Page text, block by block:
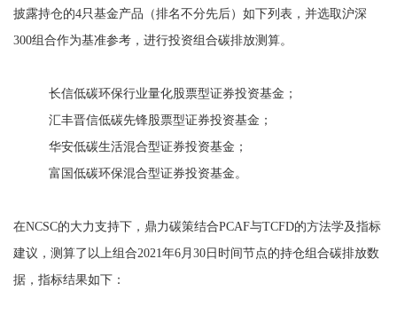
披露持仓的4只基金产品（排名不分先后）如下列表，并选取沪深
300组合作为基准参考，进行投资组合碳排放测算。
长信低碳环保行业量化股票型证券投资基金；
汇丰晋信低碳先锋股票型证券投资基金；
华安低碳生活混合型证券投资基金；
富国低碳环保混合型证券投资基金。
在NCSC的大力支持下，鼎力碳策结合PCAF与TCFD的方法学及指标
建议，测算了以上组合2021年6月30日时间节点的持仓组合碳排放数
据，指标结果如下：